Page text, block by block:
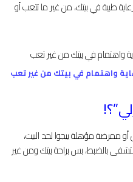
طبية في بيتك، من غير ما تتعب أو
واهتمام في بيتك من غير تعب
ممرضة مؤهلة ييجوا لحد البيت،
بالضبط، بس براحة بيتك ومن غير